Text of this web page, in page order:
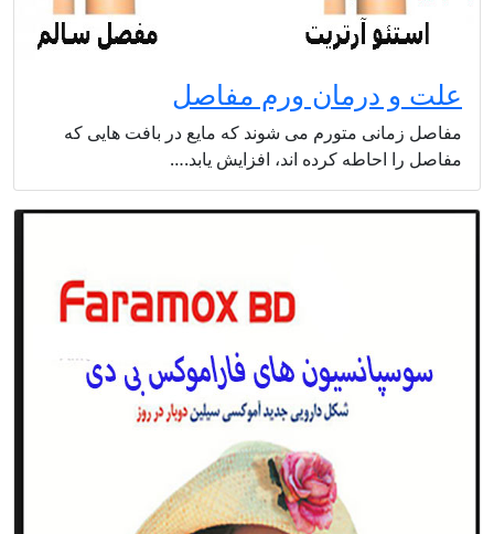
علت و درمان ورم مفاصل
مفاصل زمانی متورم می شوند که مایع در بافت هایی که
مفاصل را احاطه کرده اند، افزایش یابد.…